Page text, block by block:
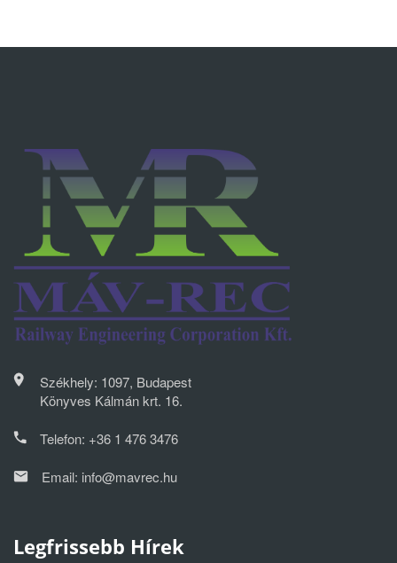
Székhely: 1097, Budapest
Könyves Kálmán krt. 16.
Telefon: +36 1 476 3476
Email: info@mavrec.hu
Legfrissebb Hírek